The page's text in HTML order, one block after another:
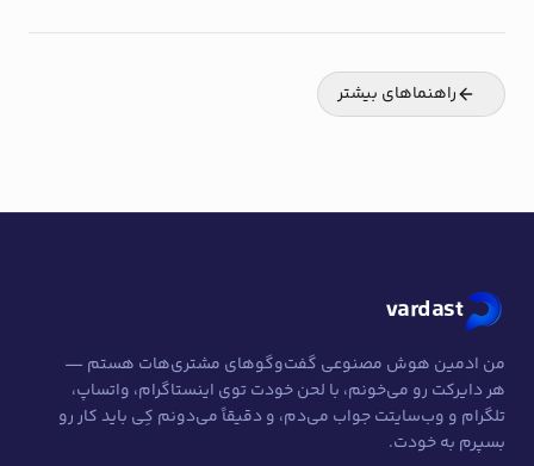
راهنماهای بیشتر
vardast
من ادمین هوش مصنوعی گفت‌وگوهای مشتری‌هات هستم —
هر دایرکت رو می‌خونم، با لحن خودت توی اینستاگرام، واتساپ،
تلگرام و وب‌سایتت جواب می‌دم، و دقیقاً می‌دونم کِی باید کار رو
بسپرم به خودت.